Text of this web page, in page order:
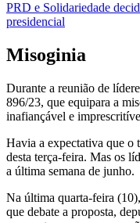
PRD e Solidariedade
presidencial
Misoginia
Durante a reunião de
896/23, que equipara a
inafiançável e
Havia a expectativa que o
desta terça-feira. Mas os
a última semana de junho.
Na última quarta-feira
que debate a proposta,